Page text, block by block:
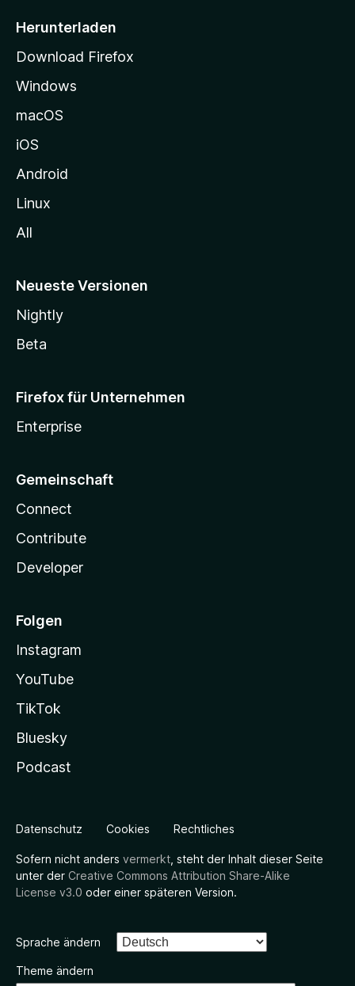
i
e
g
e
n
Herunterladen
Download Firefox
Windows
macOS
iOS
Android
Linux
All
Neueste Versionen
Nightly
Beta
Firefox für Unternehmen
Enterprise
Gemeinschaft
Connect
Contribute
Developer
Folgen
Instagram
YouTube
TikTok
Bluesky
Podcast
Datenschutz Cookies Rechtliches
Sofern nicht anders vermerkt , steht der Inhalt dieser Seite
unter der Creative Commons Attribution Share-Alike
License v3.0 oder einer späteren Version.
Sprache ändern
Theme ändern